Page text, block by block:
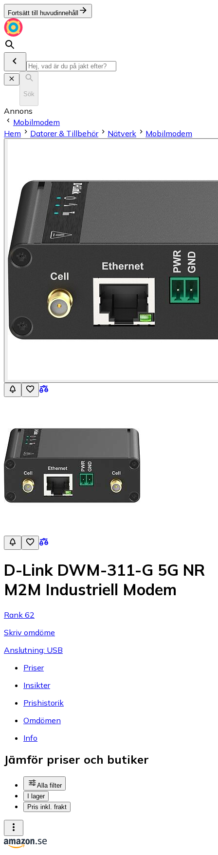
Fortsätt till huvudinnehåll
Sök
Annons
Mobilmodem
Hem
Datorer & Tillbehör Nätverk Mobilmodem
D-Link DWM-311-G 5G NR
M2M Industriell Modem
Rank 62
Skriv omdöme
Anslutning: USB
Priser
Insikter
Prishistorik
Omdömen
Info
Jämför priser och butiker
Alla filter
I lager
Pris inkl. frakt